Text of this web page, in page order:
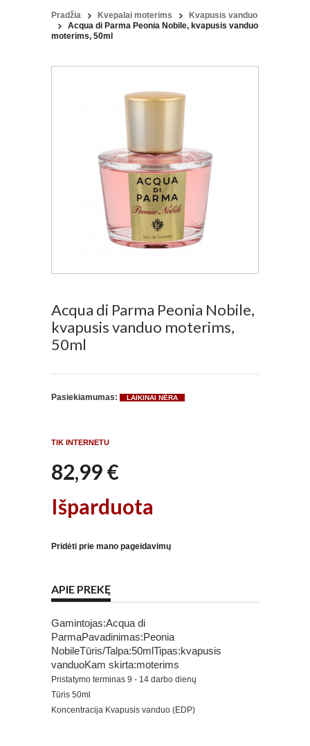
Pradžia Kvepalai moterims
Kvapusis vanduo
Acqua di Parma Peonia Nobile, kvapusis vanduo
moterims, 50ml
Acqua di Parma Peonia Nobile,
kvapusis vanduo moterims,
50ml
Pasiekiamumas: LAIKINAI NĖRA
TIK INTERNETU
82,99 €
Išparduota
Pridėti prie mano pageidavimų
APIE PREKĘ
Gamintojas:Acqua di
ParmaPavadinimas:Peonia
NobileTūris/Talpa:50mlTipas:kvapusis
vanduoKam skirta:moterims
Pristatymo terminas 9 - 14 darbo dienų
Tūris 50ml
Koncentracija Kvapusis vanduo (EDP)